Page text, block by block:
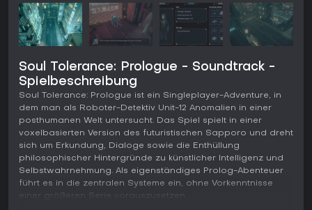
Soul Tolerance: Prologue - Soundtrack -
Spielbeschreibung
Soul Tolerance: Prologue ist ein Singleplayer-Adventure, in
dem man als Roboter-Detektiv Unit-12 Anomalien in einer
posthumanen Welt untersucht. Das Spiel spielt in einer
voxelbasierten Version des futuristischen Sapporo und dreht
sich um Erkundung, Dialoge sowie die Enthüllung
philosophischer Hintergründe zu künstlicher Intelligenz und
Selbstwahrnehmung. Als eigenständiges Prolog-Abenteuer
führt es in die zentralen Systeme ein, ohne Vorkenntnisse
einer größeren Serie vorauszusetzen.